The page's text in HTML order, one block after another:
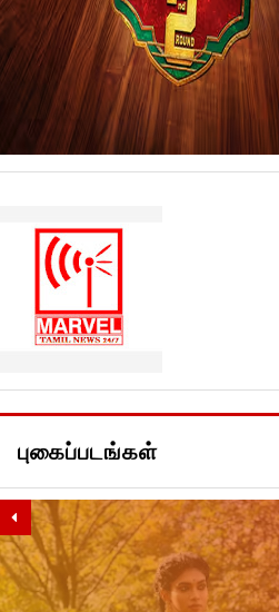
புகைப்படங்கள்